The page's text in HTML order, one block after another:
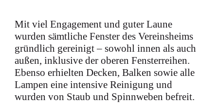
Mit viel Engagement und guter Laune
wurden sämtliche Fenster des Vereinsheims
gründlich gereinigt – sowohl innen als auch
außen, inklusive der oberen Fensterreihen.
Ebenso erhielten Decken, Balken sowie alle
Lampen eine intensive Reinigung und
wurden von Staub und Spinnweben befreit.